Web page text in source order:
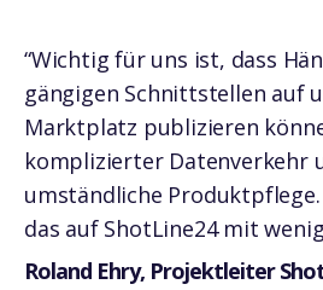
“Wichtig für uns ist, dass
gängigen Schnittstellen auf
Marktplatz publizieren
komplizierter Datenverkehr
umständliche
das auf ShotLine24 mit
Roland Ehry, Projektleiter